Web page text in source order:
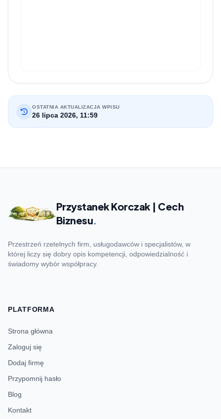
OSTATNIA AKTUALIZACJA WPISU
26 lipca 2026, 11:59
Przystanek Korczak | Cech
Biznesu.
Przestrzeń rzetelnych firm, usługodawców i specjalistów, w
której liczy się dobry opis kompetencji, odpowiedzialność i
świadomy wybór współpracy.
PLATFORMA
Strona główna
Zaloguj się
Dodaj firmę
Przypomnij hasło
Blog
Kontakt